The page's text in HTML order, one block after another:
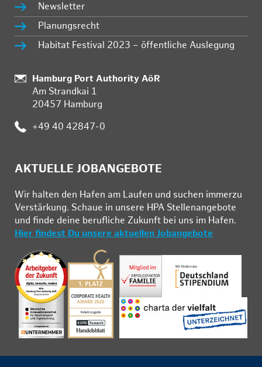
Newsletter
Planungsrecht
Habitat Festival 2023 – öffentliche Auslegung
:
Hamburg Port Authority AöR
Am Strandkai 1
20457 Hamburg
: +49 40 42847-0
AKTUELLE JOBANGEBOTE
Wir hal­ten den Ha­fen am Lau­fen und su­chen im­mer­zu
Ver­stär­kung. Schau­e in un­se­re HPA Stel­len­an­ge­bo­te
und fin­de deine be­ruf­li­che Zu­kunft bei uns im Ha­fen.
Hier findest Du unsere aktuellen Jobangebote